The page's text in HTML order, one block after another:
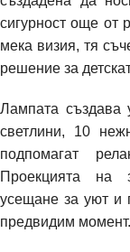
сигурност още от
мека визия, тя
решение за
Лампата създава
светлини, 10
подпомагат
Проекцията на
усещане за уют и
предвидим момент.